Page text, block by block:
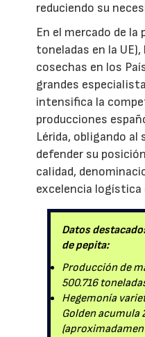
reduciendo su
En el mercado de la
toneladas en la
cosechas en los
grandes
intensifica la
producciones
Lérida, obligando al
defender su
calidad,
excelencia logística
Datos
de pepita:
Producción de
500.716
Hegemonía
Golden acumula